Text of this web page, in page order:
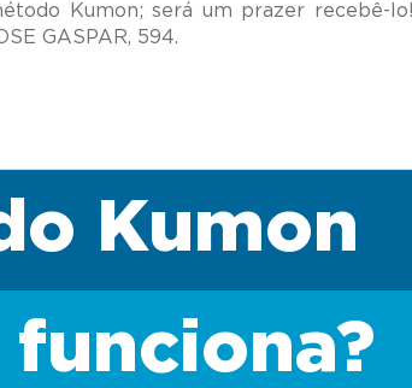
Kumon; será um prazer recebê-
Kumon